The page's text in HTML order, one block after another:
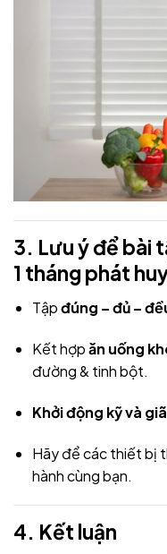
3. Lưu ý để bài
1 tháng phát
Tậpđúng – đủ –
Kết hợpăn uống
đường & tinh bột.
Khởi động kỹ và
Hãy để các thiết bị
hành cùng bạn.
4. Kết luận